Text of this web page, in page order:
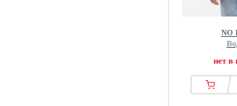
NO
нет в